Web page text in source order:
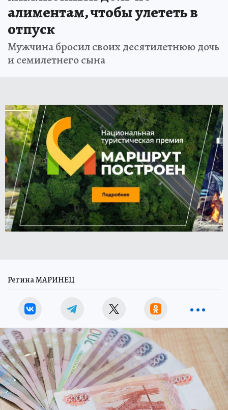
алиментам, чтобы улететь в
отпуск
Мужчина бросил своих десятилетнюю дочь
и семилетнего сына
Регина МАРИНЕЦ